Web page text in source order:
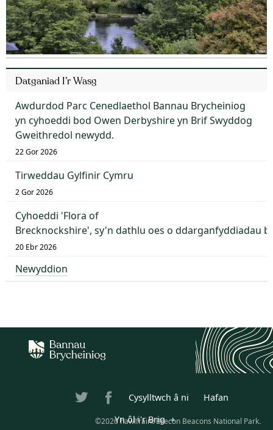
Datganiad I’r Wasg
Awdurdod Parc Cenedlaethol Bannau Brycheiniog
yn cyhoeddi bod Owen Derbyshire yn Brif Swyddog
Gweithredol newydd.
22 Gor 2026
Tirweddau Gylfinir Cymru
2 Gor 2026
Cyhoeddi 'Flora of
Brecknockshire', sy'n dathlu oes o ddarganfyddiadau
20 Ebr 2026
Newyddion
Cysylltwch â ni
Hafan
Yn ôl i'r Brig
©2026 hawlfraint Brecon Beacons National Park.